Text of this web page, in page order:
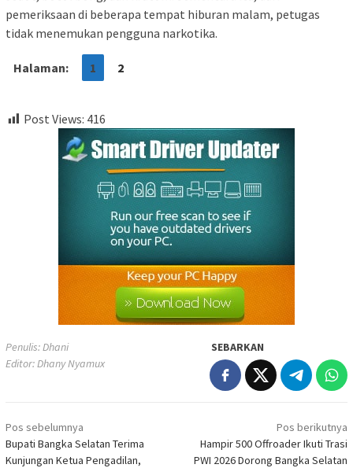
pemeriksaan di beberapa tempat hiburan malam, petugas
tidak menemukan pengguna narkotika.
Halaman: 1 2
Post Views: 416
Penulis: Dhani
Editor: Dhany Nyamux
SEBARKAN
Navigasi
pos
Pos sebelumnya
Bupati Bangka Selatan Terima
Kunjungan Ketua Pengadilan,
Pos berikutnya
Hampir 500 Offroader Ikuti Trasi
PWI 2026 Dorong Bangka Selatan